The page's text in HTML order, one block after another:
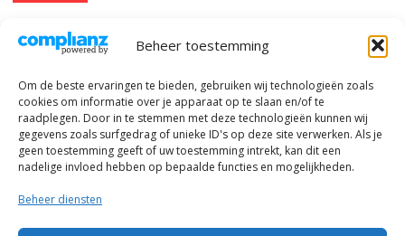
Beheer toestemming
Om de beste ervaringen te bieden, gebruiken wij technologieën zoals
cookies om informatie over je apparaat op te slaan en/of te
raadplegen. Door in te stemmen met deze technologieën kunnen wij
gegevens zoals surfgedrag of unieke ID's op deze site verwerken. Als je
geen toestemming geeft of uw toestemming intrekt, kan dit een
nadelige invloed hebben op bepaalde functies en mogelijkheden.
Beheer diensten
COSMOPOLITAN NEDERLAND
BERICHTENNAVIGATIE
Oudere berichten Nieuwere berichten